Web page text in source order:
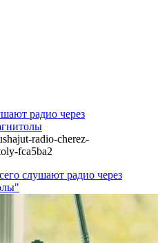
радио через
radio-cherez-
fca5ba2
слушают радио через